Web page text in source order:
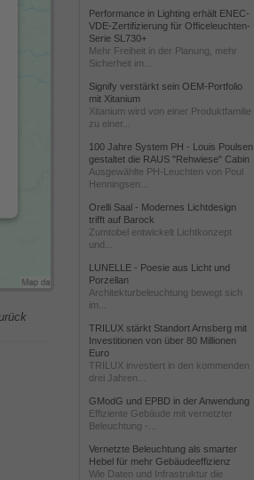
Performance in Lighting erhält ENEC-
VDE-Zertifizierung für Officeleuchten-
Serie SL730+
Mehr Freiheit in der Planung, mehr
Sicherheit im...
Signify verstärkt sein OEM-Portfolio
mit Xitanium
Xitanium wird von einer Produktfamilie
zu einer...
100 Jahre System PH - Louis Poulsen
gestaltet die RAUS "Rehwiese" Cabin
Ausgewählte PH-Leuchten von Poul
Henningsen...
Orelli Saal - Modernes Lichtdesign
trifft auf Barock
Zumtobel entwickelt Lichtkonzept
und...
LUNELLE - Poesie aus Licht und
Porzellan
Architekturbeleuchtung bewegt sich
im...
TRILUX stärkt Standort Arnsberg mit
Investitionen von über 80 Millionen
Euro
TRILUX investiert in den kommenden
drei Jahren...
GModG und EPBD in der Anwendung
Effiziente Gebäude mit vernetzter
Beleuchtung -...
Vernetzte Beleuchtung als smarter
Hebel für mehr Gebäudeeffizienz
Wie Daten und Infrastruktur die